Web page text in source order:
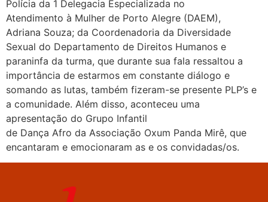
Polícia da 1 Delegacia Especializada no
Atendimento à Mulher de Porto Alegre (DAEM),
Adriana Souza; da Coordenadoria da Diversidade
Sexual do Departamento de Direitos Humanos e
paraninfa da turma, que durante sua fala ressaltou a
importância de estarmos em constante diálogo e
somando as lutas, também fizeram-se presente PLP’s e
a comunidade. Além disso, aconteceu uma
apresentação do Grupo Infantil
de Dança Afro da Associação Oxum Panda Mirê, que
encantaram e emocionaram as e os convidadas/os.